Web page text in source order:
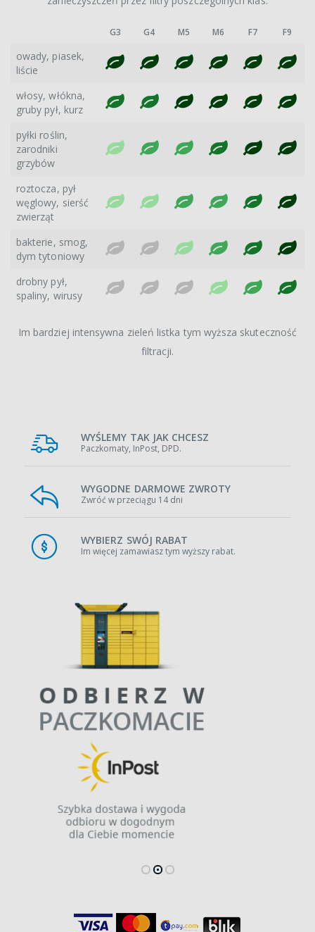
G3 G4 M5 M6 F7 F9
owady, piasek,
liście
włosy, włókna,
gruby pył, kurz
pyłki roślin,
zarodniki
grzybów
roztocza, pył
węglowy, sierść
zwierząt
bakterie, smog,
dym tytoniowy
drobny pył,
spaliny, wirusy
Im bardziej intensywna zieleń listka tym wyższa skuteczność
filtracji.
WYŚLEMY TAK JAK CHCESZ
Paczkomaty, InPost, DPD.
WYGODNE DARMOWE ZWROTY
Zwróć w przeciągu 14 dni
WYBIERZ SWÓJ RABAT
Im więcej zamawiasz tym wyższy rabat.